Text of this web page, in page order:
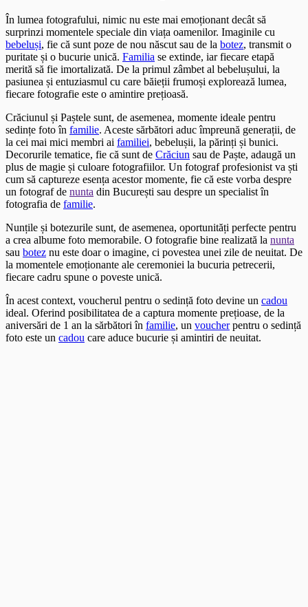
În lumea fotografului, nimic nu este mai emoționant decât să
surprinzi momentele speciale din viața oamenilor. Imaginile cu
bebeluși, fie că sunt poze de nou născut sau de la botez, transmit o
puritate și o bucurie unică. Familia se extinde, iar fiecare etapă
merită să fie imortalizată. De la primul zâmbet al bebelușului, la
pasiunea și entuziasmul cu care băieții frumoși explorează lumea,
fiecare fotografie este o amintire prețioasă.
Crăciunul și Paștele sunt, de asemenea, momente ideale pentru
sedințe foto în familie. Aceste sărbători aduc împreună generații, de
la cei mai mici membri ai familiei, bebelușii, la părinți și bunici.
Decorurile tematice, fie că sunt de Crăciun sau de Paște, adaugă un
plus de magie și culoare fotografiilor. Un fotograf profesionist va ști
cum să captureze esența acestor momente, fie că este vorba despre
un fotograf de nunta din București sau despre un specialist în
fotografia de familie.
Nunțile și botezurile sunt, de asemenea, oportunități perfecte pentru
a crea albume foto memorabile. O fotografie bine realizată la nunta
sau botez nu este doar o imagine, ci povestea unei zile de neuitat. De
la momentele emoționante ale ceremoniei la bucuria petrecerii,
fiecare cadru spune o poveste unică.
În acest context, voucherul pentru o sedință foto devine un cadou
ideal. Oferind posibilitatea de a captura momente prețioase, de la
aniversări de 1 an la sărbători în familie, un voucherpentru o sedință
foto este un cadou care aduce bucurie și amintiri de neuitat.